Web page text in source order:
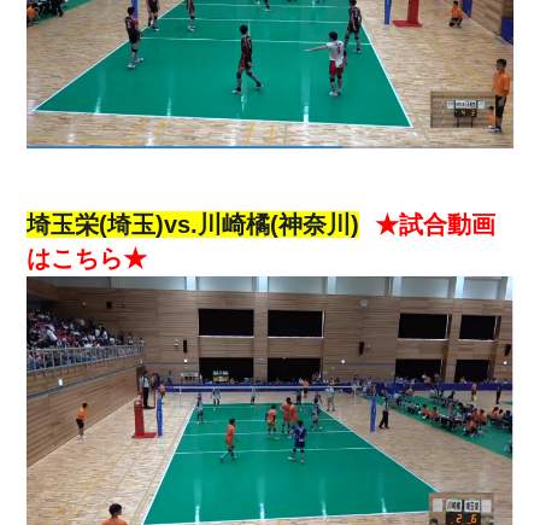
埼玉栄(埼玉)vs.川崎橘(神奈川)
★試合動画
はこちら★